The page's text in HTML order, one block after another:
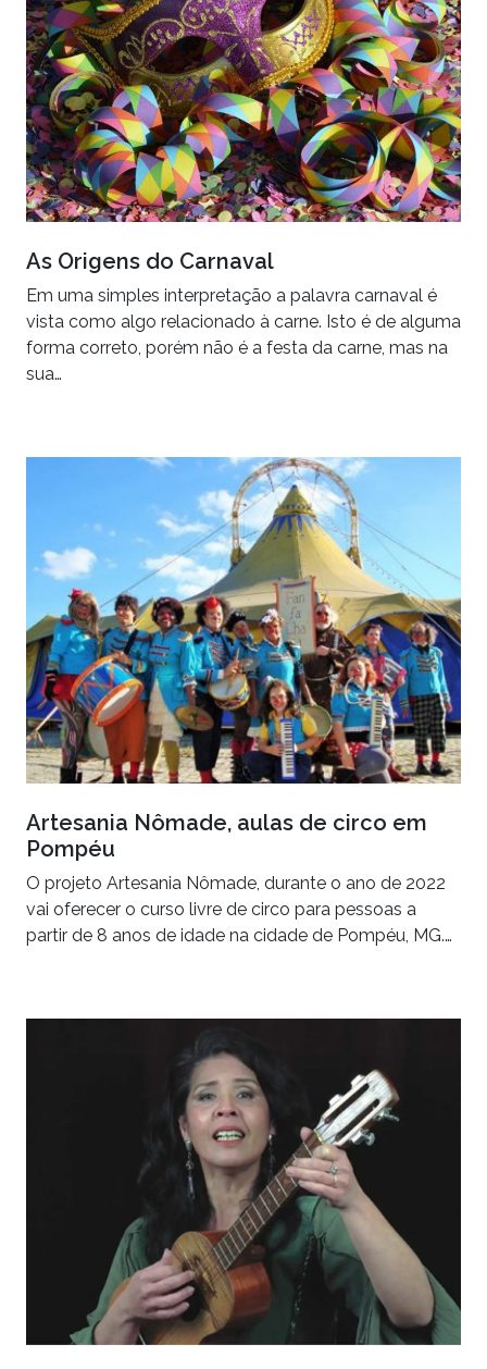
As Origens do Carnaval
Em uma simples interpretação a palavra carnaval é
vista como algo relacionado à carne. Isto é de alguma
forma correto, porém não é a festa da carne, mas na
sua…
Artesania Nômade, aulas de circo em
Pompéu
O projeto Artesania Nômade, durante o ano de 2022
vai oferecer o curso livre de circo para pessoas a
partir de 8 anos de idade na cidade de Pompéu, MG.…